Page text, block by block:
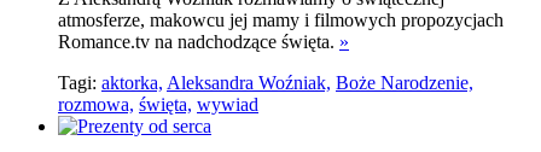
atmosferze, makowcu jej mamy i filmowych propozycjach
Romance.tv na nadchodzące święta. »
Tagi: aktorka, Aleksandra Woźniak, Boże Narodzenie,
rozmowa, święta, wywiad